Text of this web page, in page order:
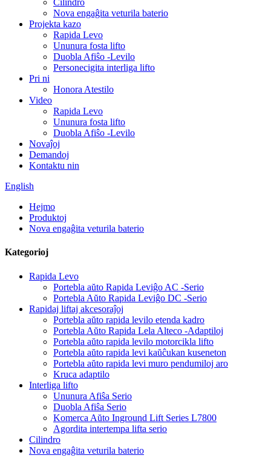
Cilindro
Nova engaĝita veturila baterio
Projekta kazo
Rapida Levo
Ununura fosta lifto
Duobla Afiŝo -Levilo
Personecigita interliga lifto
Pri ni
Honora Atestilo
Video
Rapida Levo
Ununura fosta lifto
Duobla Afiŝo -Levilo
Novaĵoj
Demandoj
Kontaktu nin
English
Hejmo
Produktoj
Nova engaĝita veturila baterio
Kategorioj
Rapida Levo
Portebla aŭto Rapida Leviĝo AC -Serio
Portebla Aŭto Rapida Leviĝo DC -Serio
Rapidaj liftaj akcesoraĵoj
Portebla aŭto rapida levilo etenda kadro
Portebla Aŭto Rapida Lela Alteco -Adaptiloj
Portebla aŭto rapida levilo motorcikla lifto
Portebla aŭto rapida levi kaŭĉukan kuseneton
Portebla aŭto rapida levi muro pendumiloj aro
Kruca adaptilo
Interliga lifto
Ununura Afiŝa Serio
Duobla Afiŝa Serio
Komerca Aŭto Inground Lift Series L7800
Agordita intertempa lifta serio
Cilindro
Nova engaĝita veturila baterio